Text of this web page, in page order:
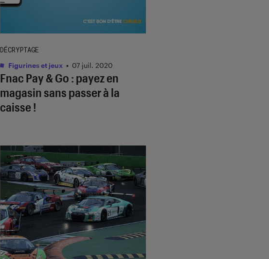
Fnac Pay & Go : payez en
magasin sans passer à la
caisse !
DÉCRYPTAGE
Figurines et jeux • 07 juil. 2020